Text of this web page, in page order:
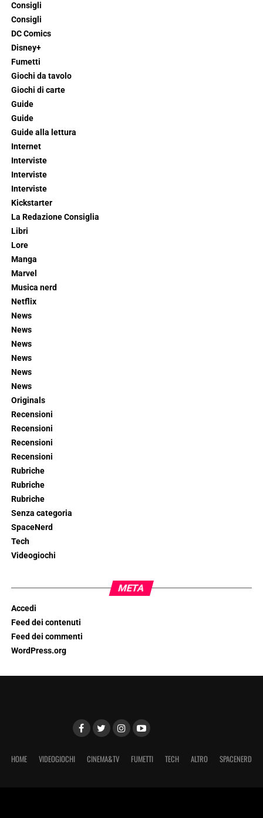
Consigli
Consigli
DC Comics
Disney+
Fumetti
Giochi da tavolo
Giochi di carte
Guide
Guide
Guide alla lettura
Internet
Interviste
Interviste
Interviste
Kickstarter
La Redazione Consiglia
Libri
Lore
Manga
Marvel
Musica nerd
Netflix
News
News
News
News
News
News
Originals
Recensioni
Recensioni
Recensioni
Recensioni
Rubriche
Rubriche
Rubriche
Senza categoria
SpaceNerd
Tech
Videogiochi
META
Accedi
Feed dei contenuti
Feed dei commenti
WordPress.org
HOME VIDEOGIOCHI CINEMA&TV FUMETTI TECH ALTRO SPACENERD